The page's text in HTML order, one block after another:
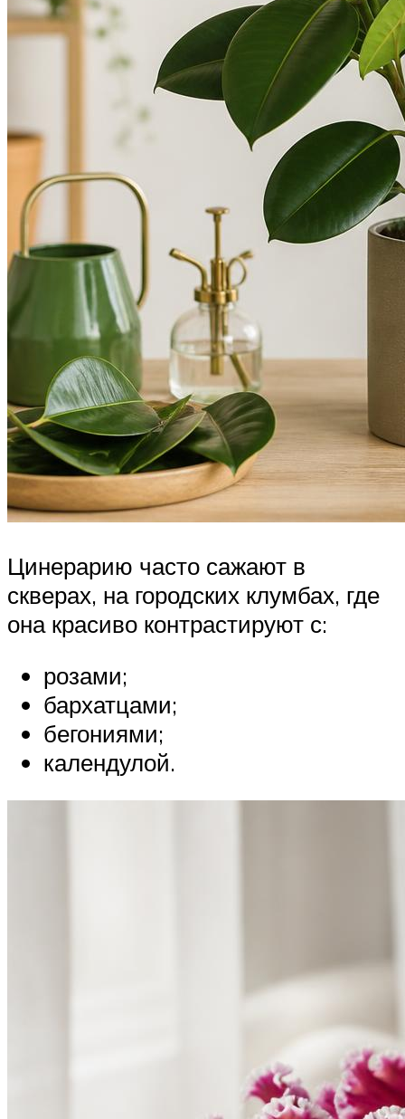
Цинерарию часто сажают в
скверах, на городских клумбах, где
она красиво контрастируют с:
розами;
бархатцами;
бегониями;
календулой.